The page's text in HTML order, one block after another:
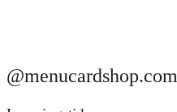
@menucardshop.com